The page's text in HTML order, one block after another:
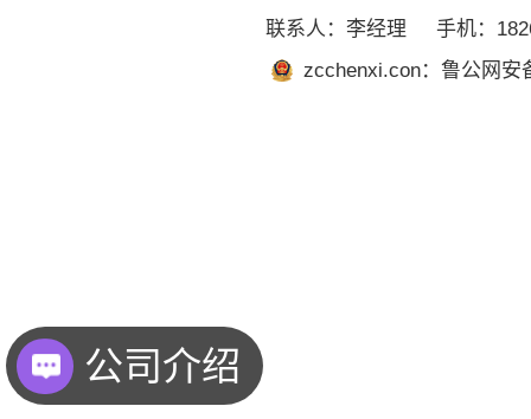
联系人：李经理
手机：
zcchenxi.con：鲁公网安
公司介绍